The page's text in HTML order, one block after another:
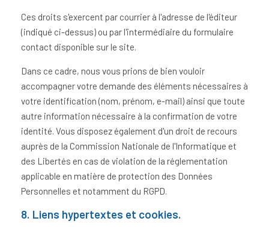
Ces droits s'exercent par courrier à l'adresse de l'éditeur
(indiqué ci-dessus) ou par l'intermédiaire du formulaire
contact disponible sur le site.
Dans ce cadre, nous vous prions de bien vouloir
accompagner votre demande des éléments nécessaires à
votre identification (nom, prénom, e-mail) ainsi que toute
autre information nécessaire à la confirmation de votre
identité. Vous disposez également d'un droit de recours
auprès de la Commission Nationale de l'Informatique et
des Libertés en cas de violation de la réglementation
applicable en matière de protection des Données
Personnelles et notamment du RGPD.
8. Liens hypertextes et cookies.